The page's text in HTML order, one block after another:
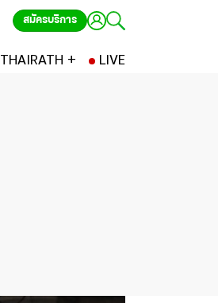
สมัครบริการ
THAIRATH + LIVE